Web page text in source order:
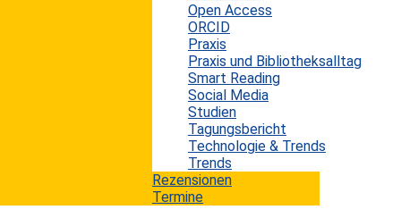
Open Access
ORCID
Praxis
Praxis und Bibliotheksalltag
Smart Reading
Social Media
Studien
Tagungsbericht
Technologie & Trends
Trends
Rezensionen
Termine
gedruckten Buches prognostiziert wird. Selbst frühe
Kritiker:innen der Printkultur wie der Journalist Jeff
Jarvis haben ihre Position inzwischen revidiert. Beth
Sind A-Books die Zukunft des
11. September 2022